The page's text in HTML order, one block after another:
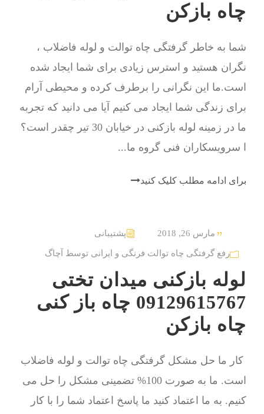
چاه بازکن
شما به خاطر گرفتگی چاه توالت و لوله فاضلاب ،
نگران هستید و استرس زیادی برای شما ایجاد شده
است.ما این نگرانی را برطرف کرده و محیطی آرام
برای زندگی شما ایجاد می کنیم آیا می دانید که تجربه
ما در زمینه لوله بازکنی در خیابان 30 تیر چقدر است؟
ا سرویسکاران فنی گروه ما...
برای ادامه مطلب کلیک کنید
مارس 26, 2018 پشتیبانی
رفع گرفتگی چاه توالت فرنگی و ایرانی توسط آچاگ
لوله بازکنی میدان تختی
09129615767 چاه باز کنی
چاه بازکن
کار ما حل مشکل گرفتگی چاه توالت و لوله فاضلاب
است. ما به صورت 100% تضمینی مشکل را حل می
کنیم. به ما اعتماد کنید ما پاسخ اعتماد شما را با کار